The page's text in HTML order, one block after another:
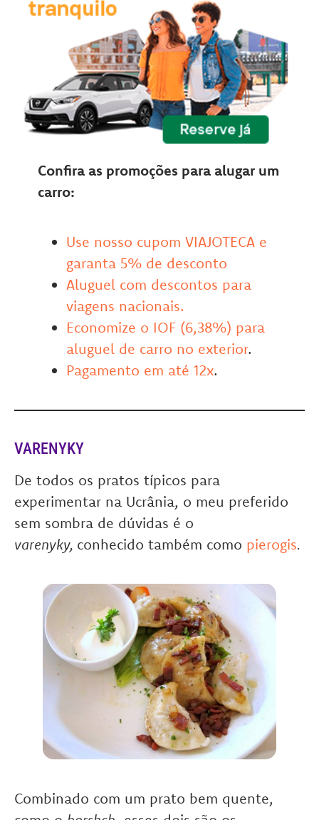
Confira as promoções para alugar um
carro:
Use nosso cupom VIAJOTECA e
garanta 5% de desconto
Aluguel com descontos para
viagens nacionais.
Economize o IOF (6,38%) para
aluguel de carro no exterior.
Pagamento em até 12x.
VARENYKY
De todos os pratos típicos para
experimentar na Ucrânia, o meu preferido
sem sombra de dúvidas é o
varenyky, conhecido também como pierogis.
Combinado com um prato bem quente,